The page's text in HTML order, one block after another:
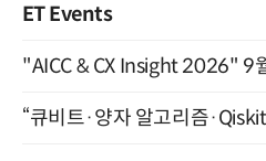
ET Events
"AICC & CX Insight 2026" 9